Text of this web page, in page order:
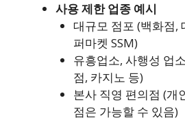
사용 제한 업종 예시
대규모 점포 (백화점,
퍼마켓 SSM)
유흥업소, 사행성 업
점, 카지노 등)
본사 직영 편의점 (개
점은 가능할 수 있음)